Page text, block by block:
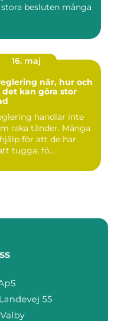
besluten många
16. maj
när, hur och
det kan göra stor
handlar inte
raka tänder. Många
för att de har
tugga, fö...